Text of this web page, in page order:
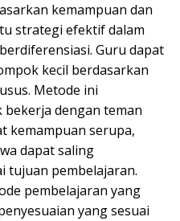
kemampuan dan
strategi efektif dalam
Guru dapat
kecil berdasarkan
Metode ini
dengan teman
kemampuan serupa,
dapat saling
tujuan pembelajaran.
pembelajaran yang
yang sesuai